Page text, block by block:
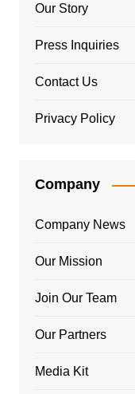
Our Story
Press Inquiries
Contact Us
Privacy Policy
Company
Company News
Our Mission
Join Our Team
Our Partners
Media Kit